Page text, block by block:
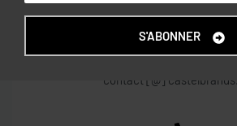
contact [@]
S'ABONNER